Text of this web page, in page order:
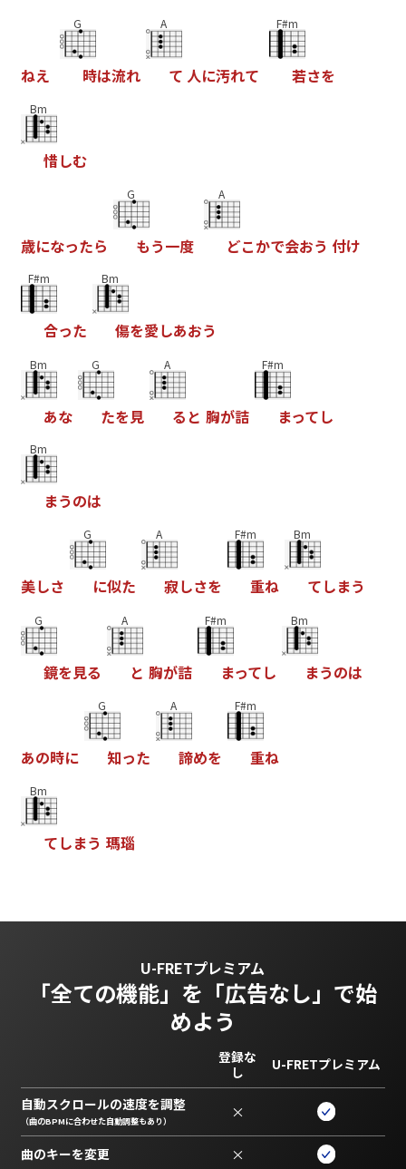
ねえ
G
時は流れ
A
て 人に汚れて
F#m
若さを
Bm
惜しむ
歳になったら
G
もう一度
A
どこかで会おう 付け
F#m
合った
Bm
傷を愛しあおう
Bm
あな
G
たを見
A
る と 胸が詰
F#m
まってし
Bm
まうのは
美しさ
G
に似た
A
寂しさを
F#m
重ね
Bm
てしまう
G
鏡を見る
A
と 胸が詰
F#m
まってし
Bm
まうのは
あの時に
G
知った
A
諦めを
F#m
重ね
Bm
てしまう 瑪瑙
U-FRETプレミアム
「全ての機能」を 「広告なし」で始
めよう
登録な
し
U-FRETプレミアム
自動スクロールの速度を調整
（曲のBPMに合わせた自動調整もあり） ×
曲のキーを変更 ×